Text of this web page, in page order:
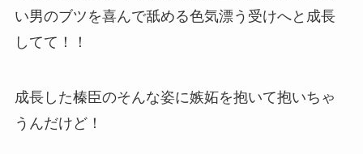
い男のブツを喜んで舐める色気漂う受けへと成長
してて！！
成長した榛臣のそんな姿に嫉妬を抱いて抱いちゃ
うんだけど！